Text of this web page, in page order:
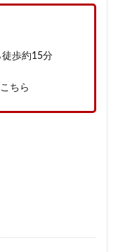
徒歩約15分
ちら